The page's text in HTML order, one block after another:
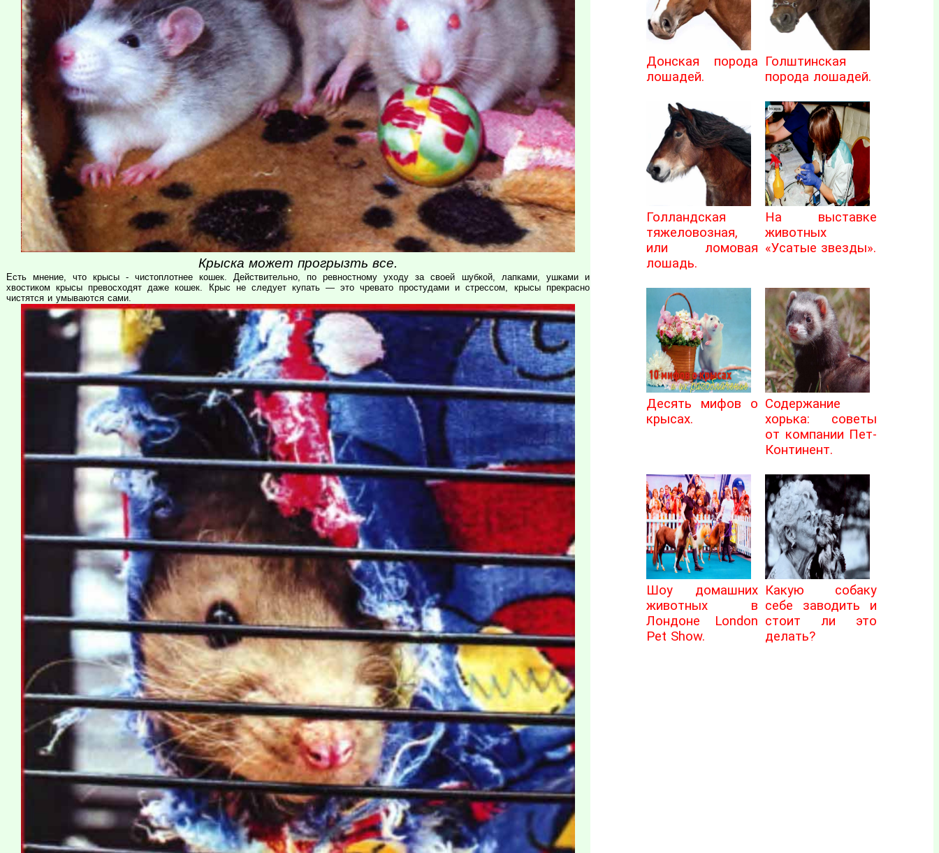
Крыска может прогрызть все.
Есть мнение, что крысы - чистоплотнее кошек. Действительно, по ревностному уходу за своей шубкой, лапками, ушками и
хвостиком крысы превосходят даже кошек. Крыс не следует купать — это чревато простудами и стрессом, крысы прекрасно
чистятся и умываются сами.
Донская порода
лошадей.
Голштинская
порода лошадей.
Голландская
тяжеловозная,
или ломовая
лошадь.
На выставке
животных
«Усатые звезды».
Десять мифов о
крысах.
Содержание
хорька: советы
от компании Пет-
Континент.
Шоу домашних
животных в
Лондоне London
Pet Show.
Какую собаку
себе заводить и
стоит ли это
делать?